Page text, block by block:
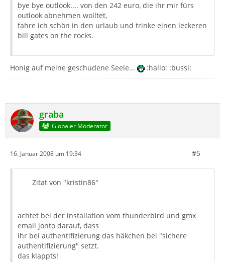
bye bye outlook.... von den 242 euro, die ihr mir fürs
outlook abnehmen wolltet,
fahre ich schön in den urlaub und trinke einen leckeren
bill gates on the rocks.
Honig auf meine geschudene Seele... :hallo: :bussi:
graba
Globaler Moderator
16. Januar 2008 um 19:34 #5
Zitat von "kristin86"
achtet bei der installation vom thunderbird und gmx
email jonto darauf, dass
ihr bei authentifizierung das häkchen bei "sichere
authentifizierung" setzt.
das klappts!